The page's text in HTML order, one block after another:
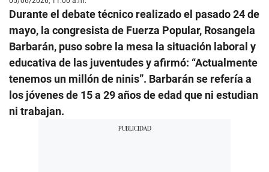
Durante el debate técnico realizado el pasado 24 de
mayo, la congresista de Fuerza Popular, Rosangela
Barbarán, puso sobre la mesa la situación laboral y
educativa de las juventudes y afirmó: “Actualmente
tenemos un millón de ninis”. Barbarán se refería a
los jóvenes de 15 a 29 años de edad que ni estudian
ni trabajan.